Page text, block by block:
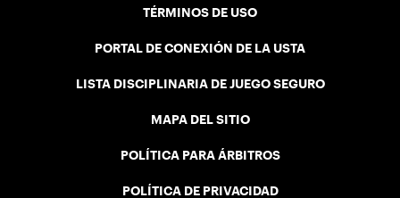
TÉRMINOS DE USO
PORTAL DE CONEXIÓN DE LA USTA
LISTA DISCIPLINARIA DE JUEGO SEGURO
MAPA DEL SITIO
POLÍTICA PARA ÁRBITROS
POLÍTICA DE PRIVACIDAD